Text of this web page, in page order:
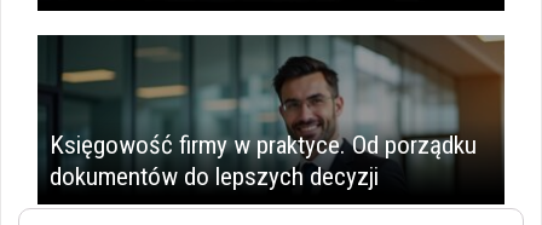
Księgowość firmy w praktyce. Od porządku
dokumentów do lepszych decyzji